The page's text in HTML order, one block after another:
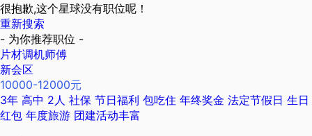
很抱歉,这个星球没有职位呢！
重新搜索
- 为你推荐职位 -
片材调机师傅
新会区
10000-12000元
3年 高中 2人 社保 节日福利 包吃住 年终奖金 法定节假日 生日
红包 年度旅游 团建活动丰富